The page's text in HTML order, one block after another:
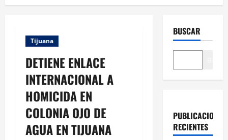
Tijuana
DETIENE ENLACE
INTERNACIONAL A
HOMICIDA EN
COLONIA OJO DE
AGUA EN TIJUANA
BUSCAR
PUBLICACIONES
RECIENTES